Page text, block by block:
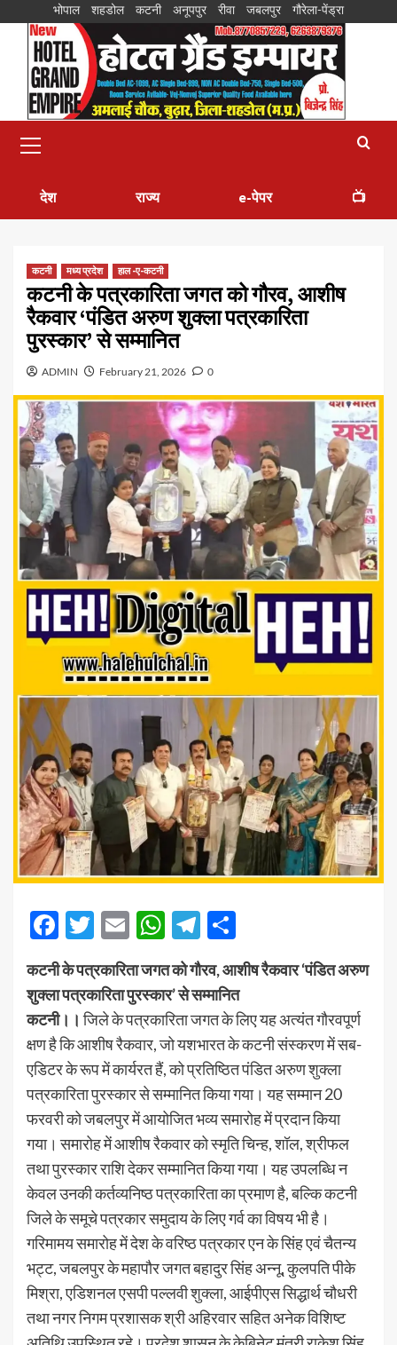
भोपाल शहडोल कटनी अनूपपुर रीवा जबलपुर गौरेला-पेंड्रा
देश राज्य e-पेपर 📺
कटनी मध्य प्रदेश हाल -ए-कटनी
कटनी के पत्रकारिता जगत को गौरव, आशीष
रैकवार ‘पंडित अरुण शुक्ला पत्रकारिता
पुरस्कार’ से सम्मानित
ADMIN February 21, 2026 0
Facebook
Twitter
EmailWhatsApp
Telegram
कटनी के पत्रकारिता जगत को गौरव, आशीष रैकवार ‘पंडित अरुण
शुक्ला पत्रकारिता पुरस्कार’ से सम्मानित
कटनी।। जिले के पत्रकारिता जगत के लिए यह अत्यंत गौरवपूर्ण
क्षण है कि आशीष रैकवार, जो यशभारत के कटनी संस्करण में सब-
एडिटर के रूप में कार्यरत हैं, को प्रतिष्ठित पंडित अरुण शुक्ला
पत्रकारिता पुरस्कार से सम्मानित किया गया। यह सम्मान 20
फरवरी को जबलपुर में आयोजित भव्य समारोह में प्रदान किया
गया। समारोह में आशीष रैकवार को स्मृति चिन्ह, शॉल, श्रीफल
तथा पुरस्कार राशि देकर सम्मानित किया गया। यह उपलब्धि न
केवल उनकी कर्तव्यनिष्ठ पत्रकारिता का प्रमाण है, बल्कि कटनी
जिले के समूचे पत्रकार समुदाय के लिए गर्व का विषय भी है।
गरिमामय समारोह में देश के वरिष्ठ पत्रकार एन के सिंह एवं चैतन्य
भट्ट, जबलपुर के महापौर जगत बहादुर सिंह अन्नू, कुलपति पीके
मिश्रा, एडिशनल एसपी पल्लवी शुक्ला, आईपीएस सिद्धार्थ चौधरी
तथा नगर निगम प्रशासक श्री अहिरवार सहित अनेक विशिष्ट